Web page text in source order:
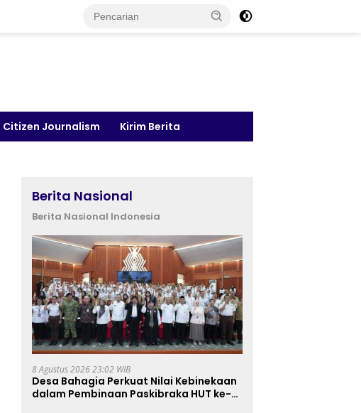
Citizen Journalism Kirim Berita
Berita Nasional
Berita Nasional Indonesia
8 Agustus 2026 23:02 WIB
Desa Bahagia Perkuat Nilai Kebinekaan
dalam Pembinaan Paskibraka HUT ke-81